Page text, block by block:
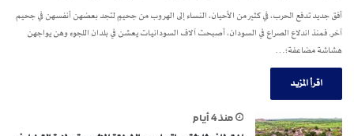
أفق جديد تدفع الحرب، في كثير من الأحيان، النساء إلى الهروب من جحيمٍ لتجد بعضهن أنفسهن في جحيم
آخر. فمنذ اندلاع الصراع في السودان، أصبحت آلاف السودانيات يعشن في بلدان اللجوء وهن يواجهن
هشاشة مضاعفة؛…
اقرأ المزيد
منذ 4 أيام